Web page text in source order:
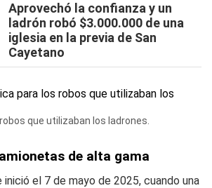
Aprovechó la confianza y un
ladrón robó $3.000.000 de una
iglesia en la previa de San
Cayetano
que utilizaban los ladrones.
de alta gama
el 7 de mayo de 2025, cuando una